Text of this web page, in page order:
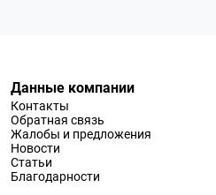
Данные компании
Контакты
Обратная связь
Жалобы и предложения
Новости
Статьи
Благодарности